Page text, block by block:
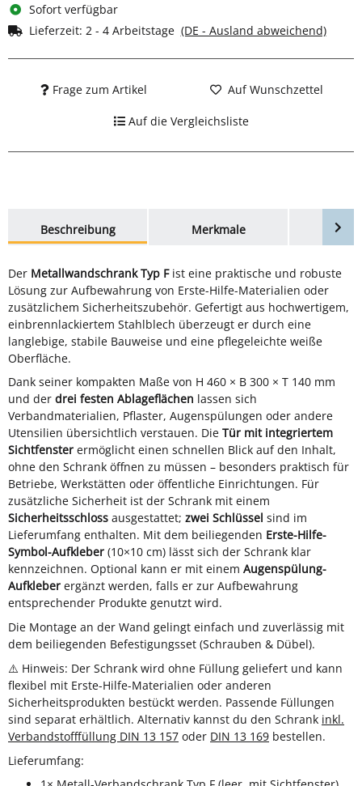
Sofort verfügbar
Lieferzeit: 2 - 4 Arbeitstage (DE - Ausland abweichend)
Frage zum Artikel Auf Wunschzettel
Auf die Vergleichsliste
Beschreibung
Merkmale
Der Metallwandschrank Typ Fist eine praktische und robuste
Lösung zur Aufbewahrung von Erste-Hilfe-Materialien oder
zusätzlichem Sicherheitszubehör. Gefertigt aus hochwertigem,
einbrennlackiertem Stahlblech überzeugt er durch eine
langlebige, stabile Bauweise und eine pflegeleichte weiße
Oberfläche.
Dank seiner kompakten Maße von H 460 × B 300 × T 140 mm
und der drei festen Ablageflächen lassen sich
Verbandmaterialien, Pflaster, Augenspülungen oder andere
Utensilien übersichtlich verstauen. Die Tür mit integriertem
Sichtfenster ermöglicht einen schnellen Blick auf den Inhalt,
ohne den Schrank öffnen zu müssen – besonders praktisch für
Betriebe, Werkstätten oder öffentliche Einrichtungen. Für
zusätzliche Sicherheit ist der Schrank mit einem
Sicherheitsschloss ausgestattet; zwei Schlüssel sind im
Lieferumfang enthalten. Mit dem beiliegenden Erste-Hilfe-
Symbol-Aufkleber (10×10 cm) lässt sich der Schrank klar
kennzeichnen. Optional kann er mit einem Augenspülung-
Aufkleber ergänzt werden, falls er zur Aufbewahrung
entsprechender Produkte genutzt wird.
Die Montage an der Wand gelingt einfach und zuverlässig mit
dem beiliegenden Befestigungsset (Schrauben & Dübel).
⚠️ Hinweis: Der Schrank wird ohne Füllung geliefert und kann
flexibel mit Erste-Hilfe-Materialien oder anderen
Sicherheitsprodukten bestückt werden. Passende Füllungen
sind separat erhältlich. Alternativ kannst du den Schrank inkl.
Verbandstofffüllung DIN 13 157 oder DIN 13 169 bestellen.
Lieferumfang: